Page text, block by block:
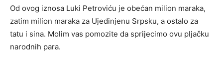
Od ovog iznosa Luki Petroviću je obećan milion maraka,
zatim milion maraka za Ujedinjenu Srpsku, a ostalo za
tatu i sina. Molim vas pomozite da sprijecimo ovu pljačku
narodnih para.